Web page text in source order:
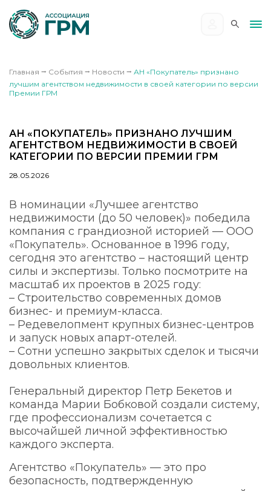
Главная ⭢ События ⭢ Новости ⭢ АН «Покупатель» признано
лучшим агентством недвижимости в своей категории по версии
Премии ГРМ
АН «ПОКУПАТЕЛЬ» ПРИЗНАНО ЛУЧШИМ
АГЕНТСТВОМ НЕДВИЖИМОСТИ В СВОЕЙ
КАТЕГОРИИ ПО ВЕРСИИ ПРЕМИИ ГРМ
28.05.2026
В номинации «Лучшее агентство
недвижимости (до 50 человек)» победила
компания с грандиозной историей — ООО
«Покупатель». Основанное в 1996 году,
сегодня это агентство – настоящий центр
силы и экспертизы. Только посмотрите на
масштаб их проектов в 2025 году:
– Строительство современных домов
бизнес- и премиум-класса.
– Редевелопмент крупных бизнес-центров
и запуск новых апарт-отелей.
– Сотни успешно закрытых сделок и тысячи
довольных клиентов.
Генеральный директор Петр Бекетов и
команда Марии Бобковой создали систему,
где профессионализм сочетается с
высочайшей личной эффективностью
каждого эксперта.
Агентство «Покупатель» — это про
безопасность, подтвержденную